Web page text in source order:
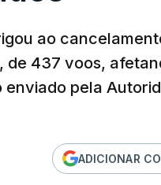
ao
437 voos,
pela
ADICIONAR